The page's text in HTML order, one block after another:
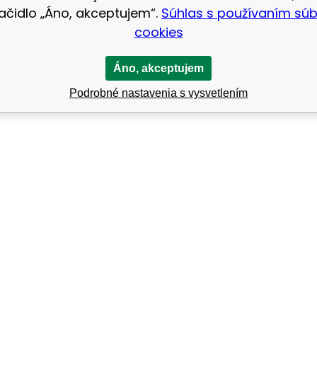
„Áno, akceptujem“. Súhlas s používaním
cookies
Áno, akceptujem
Podrobné nastavenia s vysvetlením